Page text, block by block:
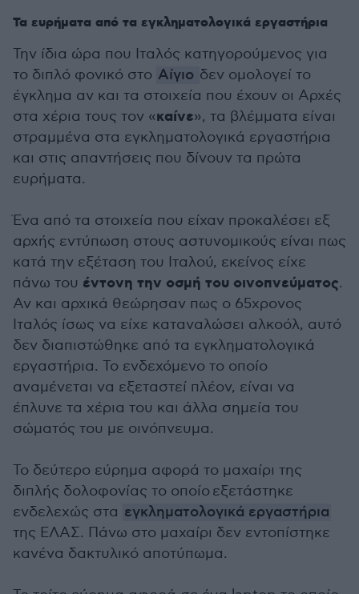
Τα ευρήματα από τα εγκληματολογικά εργαστήρια
Την ίδια ώρα που Ιταλός κατηγορούμενος για
το διπλό φονικό στο Αίγιο δεν ομολογεί το
έγκλημα αν και τα στοιχεία που έχουν οι Αρχές
στα χέρια τους τον «καίνε», τα βλέμματα είναι
στραμμένα στα εγκληματολογικά εργαστήρια
και στις απαντήσεις που δίνουν τα πρώτα
ευρήματα.
Ένα από τα στοιχεία που είχαν προκαλέσει εξ
αρχής εντύπωση στους αστυνομικούς είναι πως
κατά την εξέταση του Ιταλού, εκείνος είχε
πάνω του έντονη την οσμή του οινοπνεύματος.
Αν και αρχικά θεώρησαν πως ο 65χρονος
Ιταλός ίσως να είχε καταναλώσει αλκοόλ, αυτό
δεν διαπιστώθηκε από τα εγκληματολογικά
εργαστήρια. Το ενδεχόμενο το οποίο
αναμένεται να εξεταστεί πλέον, είναι να
έπλυνε τα χέρια του και άλλα σημεία του
σώματός του με οινόπνευμα.
Το δεύτερο εύρημα αφορά το μαχαίρι της
διπλής δολοφονίας το οποίο εξετάστηκε
ενδελεχώς στα εγκληματολογικά εργαστήρια
της ΕΛΑΣ. Πάνω στο μαχαίρι δεν εντοπίστηκε
κανένα δακτυλικό αποτύπωμα.